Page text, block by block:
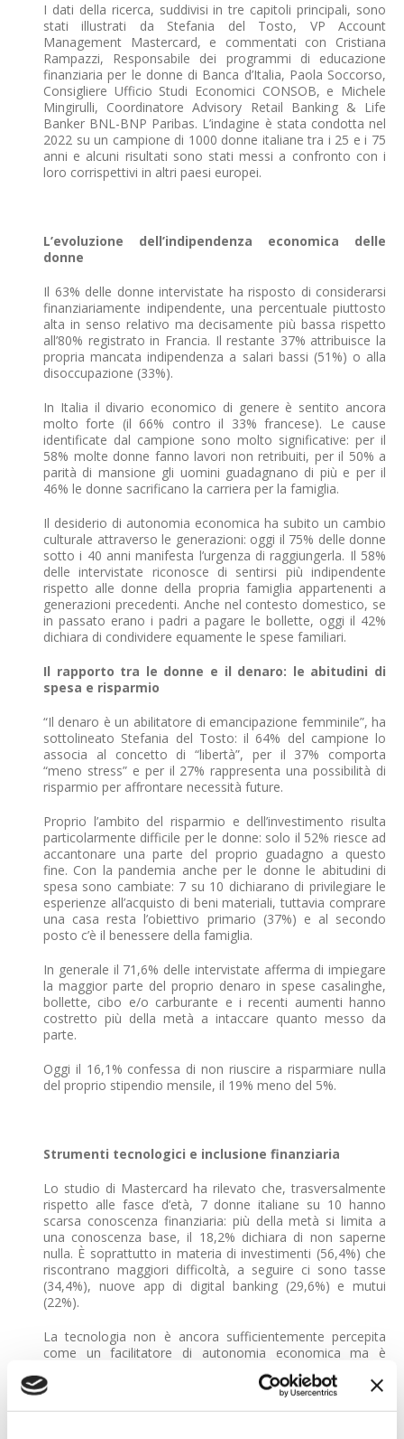
I dati della ricerca, suddivisi in tre capitoli principali, sono
stati illustrati da Stefania del Tosto, VP Account
Management Mastercard, e commentati con Cristiana
Rampazzi, Responsabile dei programmi di educazione
finanziaria per le donne di Banca d’Italia, Paola Soccorso,
Consigliere Ufficio Studi Economici CONSOB, e Michele
Mingirulli, Coordinatore Advisory Retail Banking & Life
Banker BNL-BNP Paribas. L’indagine è stata condotta nel
2022 su un campione di 1000 donne italiane tra i 25 e i 75
anni e alcuni risultati sono stati messi a confronto con i
loro corrispettivi in altri paesi europei.
L’evoluzione dell’indipendenza economica delle
donne
Il 63% delle donne intervistate ha risposto di considerarsi
finanziariamente indipendente, una percentuale piuttosto
alta in senso relativo ma decisamente più bassa rispetto
all’80% registrato in Francia. Il restante 37% attribuisce la
propria mancata indipendenza a salari bassi (51%) o alla
disoccupazione (33%).
In Italia il divario economico di genere è sentito ancora
molto forte (il 66% contro il 33% francese). Le cause
identificate dal campione sono molto significative: per il
58% molte donne fanno lavori non retribuiti, per il 50% a
parità di mansione gli uomini guadagnano di più e per il
46% le donne sacrificano la carriera per la famiglia.
Il desiderio di autonomia economica ha subito un cambio
culturale attraverso le generazioni: oggi il 75% delle donne
sotto i 40 anni manifesta l’urgenza di raggiungerla. Il 58%
delle intervistate riconosce di sentirsi più indipendente
rispetto alle donne della propria famiglia appartenenti a
generazioni precedenti. Anche nel contesto domestico, se
in passato erano i padri a pagare le bollette, oggi il 42%
dichiara di condividere equamente le spese familiari.
Il rapporto tra le donne e il denaro: le abitudini di
spesa e risparmio
“Il denaro è un abilitatore di emancipazione femminile”, ha
sottolineato Stefania del Tosto: il 64% del campione lo
associa al concetto di “libertà”, per il 37% comporta
“meno stress” e per il 27% rappresenta una possibilità di
risparmio per affrontare necessità future.
Proprio l’ambito del risparmio e dell’investimento risulta
particolarmente difficile per le donne: solo il 52% riesce ad
accantonare una parte del proprio guadagno a questo
fine. Con la pandemia anche per le donne le abitudini di
spesa sono cambiate: 7 su 10 dichiarano di privilegiare le
esperienze all’acquisto di beni materiali, tuttavia comprare
una casa resta l’obiettivo primario (37%) e al secondo
posto c’è il benessere della famiglia.
In generale il 71,6% delle intervistate afferma di impiegare
la maggior parte del proprio denaro in spese casalinghe,
bollette, cibo e/o carburante e i recenti aumenti hanno
costretto più della metà a intaccare quanto messo da
parte.
Oggi il 16,1% confessa di non riuscire a risparmiare nulla
del proprio stipendio mensile, il 19% meno del 5%.
Strumenti tecnologici e inclusione finanziaria
Lo studio di Mastercard ha rilevato che, trasversalmente
rispetto alle fasce d’età, 7 donne italiane su 10 hanno
scarsa conoscenza finanziaria: più della metà si limita a
una conoscenza base, il 18,2% dichiara di non saperne
nulla. È soprattutto in materia di investimenti (56,4%) che
riscontrano maggiori difficoltà, a seguire ci sono tasse
(34,4%), nuove app di digital banking (29,6%) e mutui
(22%).
La tecnologia non è ancora sufficientemente percepita
come un facilitatore di autonomia economica ma è
considerato prevalentemente uno strumento utile di
gestione delle proprie finanze, in particolare le applicazioni
bancarie e le app che consentono di risparmiare denaro e